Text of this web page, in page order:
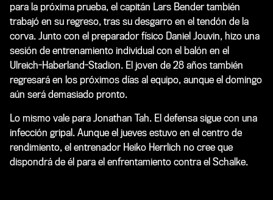
para la próxima prueba, el capitán Lars Bender también
trabajó en su regreso, tras su desgarro en el tendón de la
corva. Junto con el preparador físico Daniel Jouvin, hizo una
sesión de entrenamiento individual con el balón en el
Ulreich-Haberland-Stadion. El joven de 28 años también
regresará en los próximos días al equipo, aunque el domingo
aún será demasiado pronto.
Lo mismo vale para Jonathan Tah. El defensa sigue con una
infección gripal. Aunque el jueves estuvo en el centro de
rendimiento, el entrenador Heiko Herrlich no cree que
dispondrá de él para el enfrentamiento contra el Schalke.